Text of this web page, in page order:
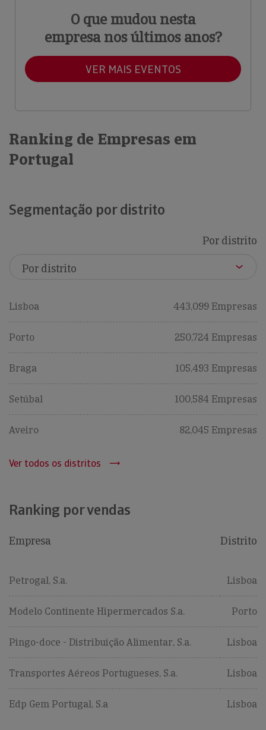
O que mudou nesta
empresa nos últimos anos?
VER MAIS EVENTOS
Ranking de Empresas em
Portugal
Segmentação por distrito
Por distrito
Lisboa 443,099 Empresas
Porto 250,724 Empresas
Braga 105,493 Empresas
Setúbal 100,584 Empresas
Aveiro 82,045 Empresas
Ver todos os distritos
Ranking por vendas
Empresa Distrito
Petrogal, S.a. Lisboa
Modelo Continente Hipermercados S.a. Porto
Pingo-doce - Distribuição Alimentar, S.a. Lisboa
Transportes Aéreos Portugueses, S.a. Lisboa
Edp Gem Portugal, S.a Lisboa